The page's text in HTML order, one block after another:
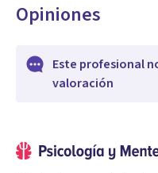
Opiniones
Este profesional
valoración